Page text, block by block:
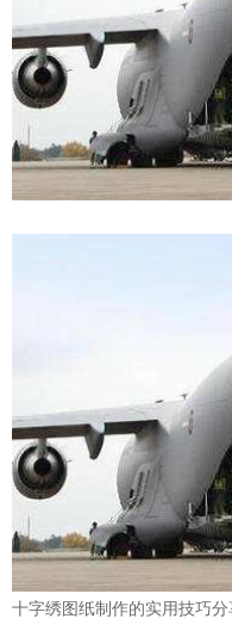
十字绣图纸制作的实用技巧分